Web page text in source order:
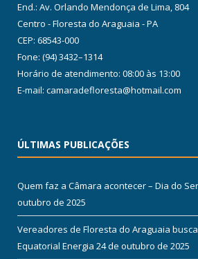
End.: Av. Orlando Mendonça de Lima, 804
Centro - Floresta do Araguaia - PA
CEP: 68543-000
Fone: (94) 3432–1314
Horário de atendimento: 08:00 às 13:00
E-mail: camaradefloresta@hotmail.com
ÚLTIMAS PUBLICAÇÕES
Quem faz a Câmara acontecer – Dia do
outubro de 2025
Vereadores de Floresta do Araguaia
Equatorial Energia 24 de outubro de 2025